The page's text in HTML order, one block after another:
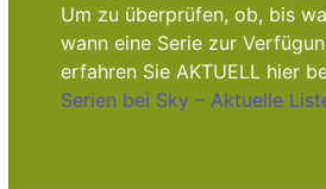
Um zu überprüfen, ob, bis
wann eine Serie zur
erfahren Sie AKTUELL hier
Serien bei Sky – Aktuelle